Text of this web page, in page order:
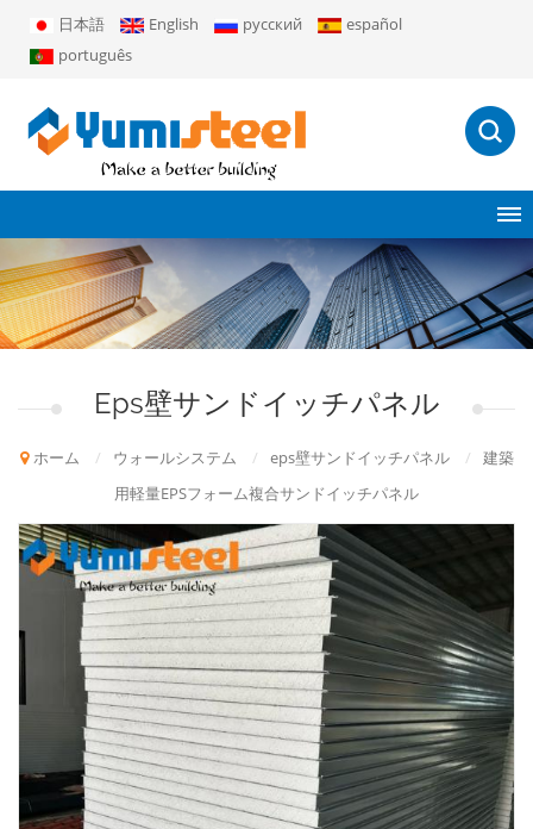
日本語 English русский
español
português
Eps壁サンドイッチパネル
ホーム / ウォールシステム / eps壁サンドイッチパネル /
建築
用軽量EPSフォーム複合サンドイッチパネル